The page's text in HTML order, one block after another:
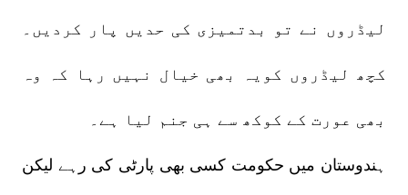
لیڈروں نے تو بدتمیزی کی حدیں پار کردیں۔
کچھ لیڈروں کویہ بھی خیال نہیں رہا کہ وہ
بھی عورت کے کوکھ سے ہی جنم لیا ہے۔
ہندوستان میں حکومت کسی بھی پارٹی کی رہے لیکن